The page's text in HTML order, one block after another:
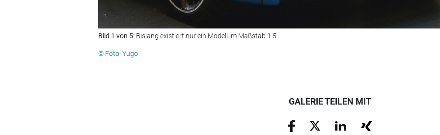
Bild 1 von 5: Bislang existiert nur ein Modell im Maßstab 1:5.
© Foto: Yugo
GALERIE TEILEN MIT